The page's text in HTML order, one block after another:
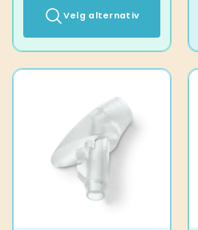
Velg alternativ
Alternativene
velges
produktsiden